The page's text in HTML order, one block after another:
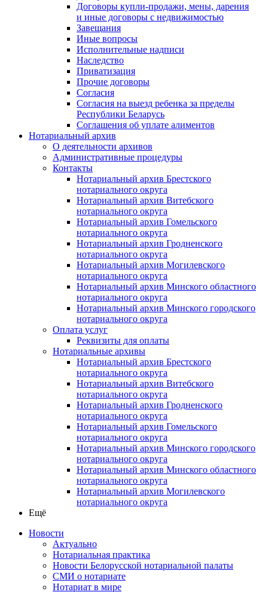
Договоры купли-продажи, мены, дарения
и иные договоры с недвижимостью
Завещания
Иные вопросы
Исполнительные надписи
Наследство
Приватизация
Прочие договоры
Согласия
Согласия на выезд ребенка за пределы
Республики Беларусь
Соглашения об уплате алиментов
Нотариальный архив
О деятельности архивов
Административные процедуры
Контакты
Нотариальный архив Брестского
нотариального округа
Нотариальный архив Витебского
нотариального округа
Нотариальный архив Гомельского
нотариального округа
Нотариальный архив Гродненского
нотариального округа
Нотариальный архив Могилевского
нотариального округа
Нотариальный архив Минского областного
нотариального округа
Нотариальный архив Минского городского
нотариального округа
Оплата услуг
Реквизиты для оплаты
Нотариальные архивы
Нотариальный архив Брестского
нотариального округа
Нотариальный архив Витебского
нотариального округа
Нотариальный архив Гродненского
нотариального округа
Нотариальный архив Гомельского
нотариального округа
Нотариальный архив Минского городского
нотариального округа
Нотариальный архив Минского областного
нотариального округа
Нотариальный архив Могилевского
нотариального округа
Ещё
Новости
Актуально
Нотариальная практика
Новости Белорусской нотариальной палаты
СМИ о нотариате
Нотариат в мире